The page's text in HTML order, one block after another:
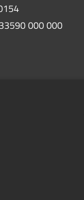
000 000